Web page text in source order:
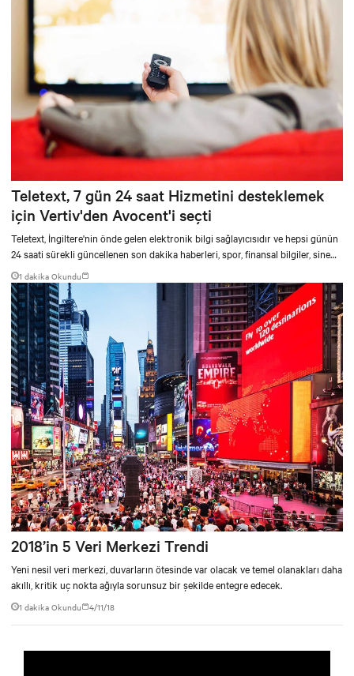
Teletext, 7 gün 24 saat Hizmetini desteklemek
için Vertiv'den Avocent'i seçti
Teletext, İngiltere'nin önde gelen elektronik bilgi sağlayıcısıdır ve hepsi günün
24 saati sürekli güncellenen son dakika haberleri, spor, finansal bilgiler, sinema
listeleri ve bilet satışlarını sunmaktadır. Hızlı büyümelerine tepki olarak,
Teletext iki ofisini birleştirdi ve Batı Londra’daki daha büyük tesislere taşındı.
Ofis konsolidasyonu, şirkete BT sistemlerini yönetme şeklini yeniden
düşünme ve genişleyen işiyle büyüyebilecek bir sistem kurma fırsatı verdi.
1 dakika Okundu
2018’in 5 Veri Merkezi Trendi
Yeni nesil veri merkezi, duvarların ötesinde var olacak ve temel olanakları daha
akıllı, kritik uç nokta ağıyla sorunsuz bir şekilde entegre edecek.
1 dakika Okundu 4/11/18